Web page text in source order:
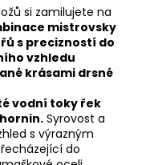
si zamilujete na
mistrovsky
s precizností do
vzhledu
krásami drsné
vodní toky řek
Syrovost a
s výrazným
do